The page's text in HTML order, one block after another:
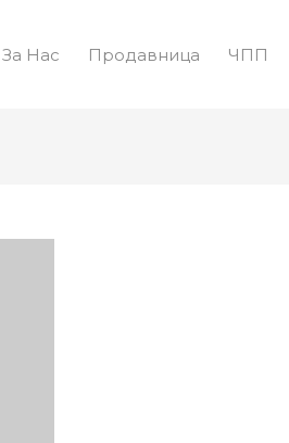
За Нас Продавница ЧПП